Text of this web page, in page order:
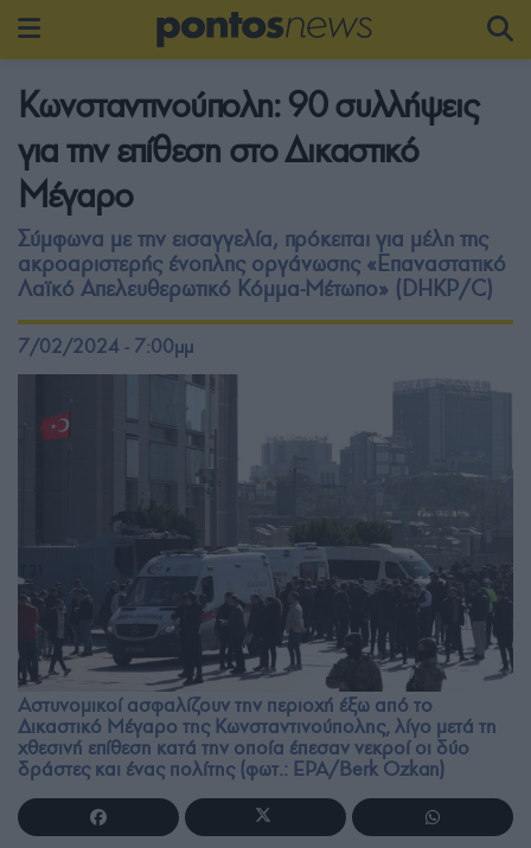
Κωνσταντινούπολη: 90 συλλήψεις
για την επίθεση στο Δικαστικό
Μέγαρο
Σύμφωνα με την εισαγγελία, πρόκειται για μέλη της
ακροαριστερής ένοπλης οργάνωσης «Επαναστατικό
Λαϊκό Απελευθερωτικό Κόμμα-Μέτωπο» (DHKP/C)
7/02/2024 - 7:00μμ
Αστυνομικοί ασφαλίζουν την περιοχή έξω από το
Δικαστικό Μέγαρο της Κωνσταντινούπολης, λίγο μετά τη
χθεσινή επίθεση κατά την οποία έπεσαν νεκροί οι δύο
δράστες και ένας πολίτης (φωτ.: EPA/Berk Ozkan)